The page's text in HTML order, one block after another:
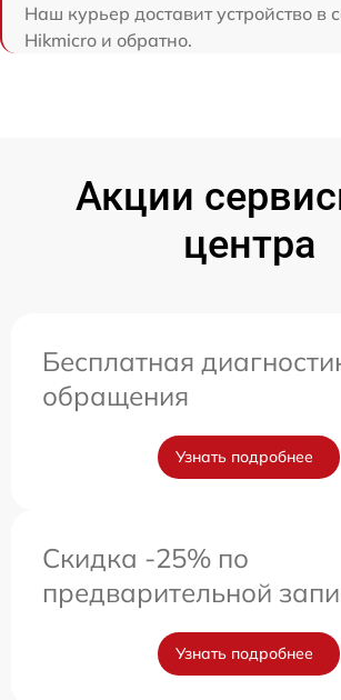
Наш курьер доставит устройство в
Hikmicro и обратно.
Акции
центра
Бесплатная
обращения
Узнать подробнее
Скидка -25% по
предварительной
Узнать подробнее